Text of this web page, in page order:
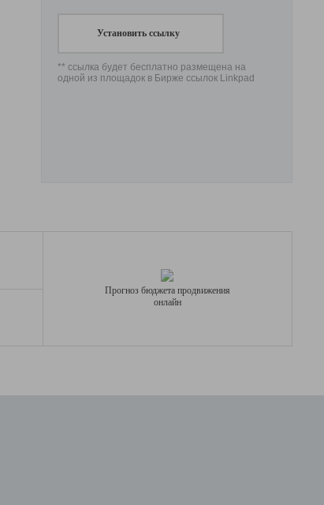
Установить ссылку
** ссылка будет бесплатно размещена на
одной из площадок в Бирже ссылок Linkpad
Прогноз бюджета продвижения
онлайн